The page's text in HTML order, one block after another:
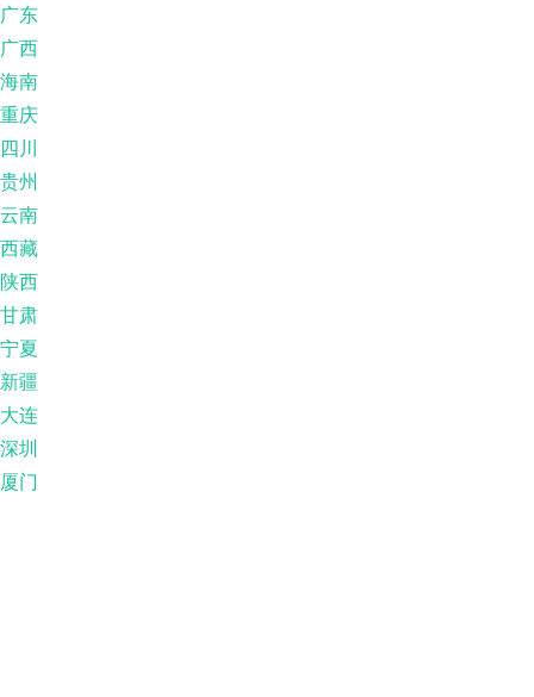
广东
广西
海南
重庆
四川
贵州
云南
西藏
陕西
甘肃
宁夏
新疆
大连
深圳
厦门